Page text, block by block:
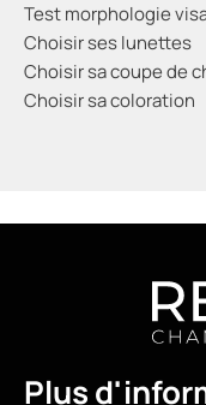
Test morphologie
Choisir ses lunettes
Choisir sa coupe de
Choisir sa coloration
Plus